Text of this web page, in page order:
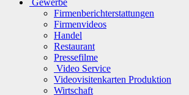
Gewerbe
Firmenberichterstattungen
Firmenvideos
Handel
Restaurant
Pressefilme
Video Service
Videovisitenkarten Produktion
Wirtschaft